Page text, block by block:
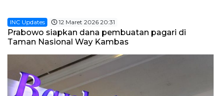
INC Updates 12 Maret 2026 20:31
Prabowo siapkan dana pembuatan pagari di
Taman Nasional Way Kambas